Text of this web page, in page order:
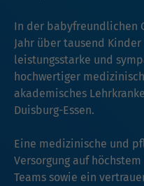
In der babyfreundlichen
Jahr über tausend
leistungsstarke und
hochwertiger
akademisches
Duisburg-Essen.
Eine medizinische und
Versorgung auf
Teams sowie ein